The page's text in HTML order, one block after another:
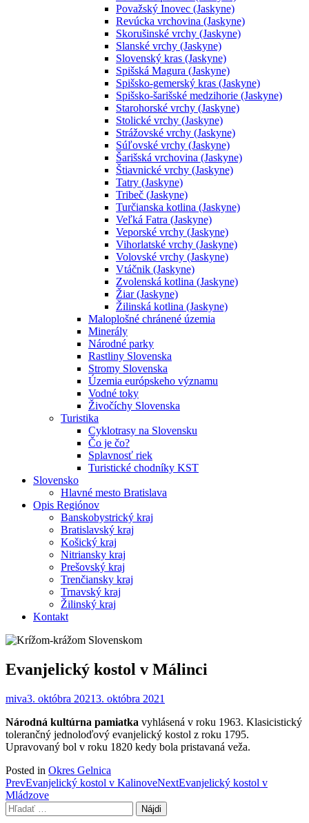
Považský Inovec (Jaskyne)
Revúcka vrchovina (Jaskyne)
Skorušinské vrchy (Jaskyne)
Slanské vrchy (Jaskyne)
Slovenský kras (Jaskyne)
Spišská Magura (Jaskyne)
Spišsko-gemerský kras (Jaskyne)
Spišsko-šarišské medzihorie (Jaskyne)
Starohorské vrchy (Jaskyne)
Stolické vrchy (Jaskyne)
Strážovské vrchy (Jaskyne)
Súľovské vrchy (Jaskyne)
Šarišská vrchovina (Jaskyne)
Štiavnické vrchy (Jaskyne)
Tatry (Jaskyne)
Tribeč (Jaskyne)
Turčianska kotlina (Jaskyne)
Veľká Fatra (Jaskyne)
Veporské vrchy (Jaskyne)
Vihorlatské vrchy (Jaskyne)
Volovské vrchy (Jaskyne)
Vtáčnik (Jaskyne)
Zvolenská kotlina (Jaskyne)
Žiar (Jaskyne)
Žilinská kotlina (Jaskyne)
Maloplošné chránené územia
Minerály
Národné parky
Rastliny Slovenska
Stromy Slovenska
Územia európskeho významu
Vodné toky
Živočíchy Slovenska
Turistika
Cyklotrasy na Slovensku
Čo je čo?
Splavnosť riek
Turistické chodníky KST
Slovensko
Hlavné mesto Bratislava
Opis Regiónov
Banskobystrický kraj
Bratislavský kraj
Košický kraj
Nitriansky kraj
Prešovský kraj
Trenčiansky kraj
Trnavský kraj
Žilinský kraj
Kontakt
Evanjelický kostol v Málinci
miva3. októbra 20213. októbra 2021
Národná kultúrna pamiatka vyhlásená v roku 1963. Klasicistický
tolerančný jednoloďový evanjelický kostol z roku 1795.
Upravovaný bol v roku 1820 kedy bola pristavaná veža.
Posted in Okres Gelnica
Post
navigation
PrevEvanjelický kostol v KalinoveNextEvanjelický kostol v
Mládzove
Hľadať: